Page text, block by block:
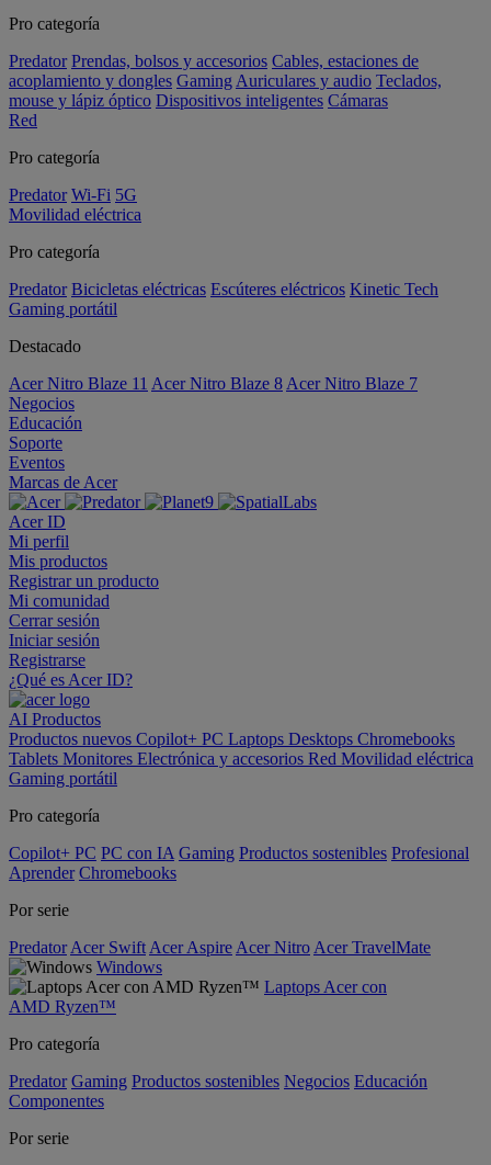
Pro categoría
Predator Prendas, bolsos y accesorios Cables, estaciones de
acoplamiento y dongles Gaming Auriculares y audio Teclados,
mouse y lápiz óptico Dispositivos inteligentes Cámaras
Red
Pro categoría
Predator Wi-Fi 5G
Movilidad eléctrica
Pro categoría
Predator Bicicletas eléctricas Escúteres eléctricos Kinetic Tech
Gaming portátil
Destacado
Acer Nitro Blaze 11 Acer Nitro Blaze 8 Acer Nitro Blaze 7
Negocios
Educación
Soporte
Eventos
Marcas de Acer
Acer ID
Mi perfil
Mis productos
Registrar un producto
Mi comunidad
Cerrar sesión
Iniciar sesión
Registrarse
¿Qué es Acer ID?
AI Productos
Productos nuevos Copilot+ PC Laptops Desktops Chromebooks
Tablets Monitores Electrónica y accesorios Red Movilidad eléctrica
Gaming portátil
Pro categoría
Copilot+ PC PC con IA Gaming Productos sostenibles Profesional
Aprender Chromebooks
Por serie
Predator Acer Swift Acer Aspire Acer Nitro Acer TravelMate
Windows
Laptops Acer con
AMD Ryzen™
Pro categoría
Predator Gaming Productos sostenibles Negocios Educación
Componentes
Por serie